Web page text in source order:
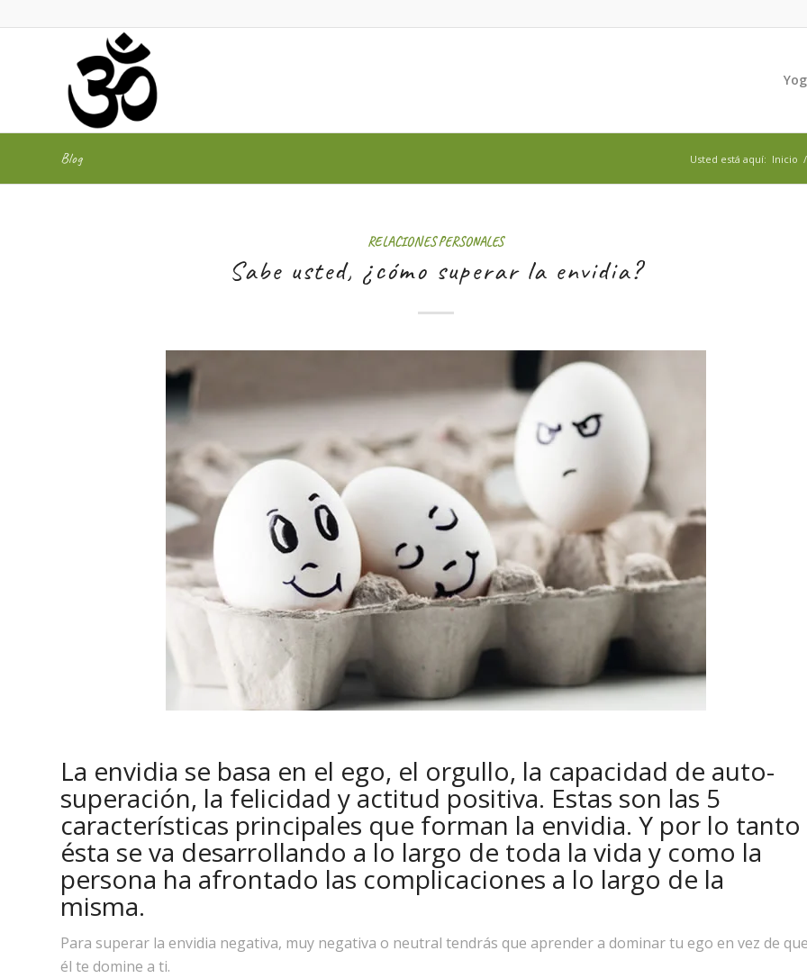
Blog Usted está aquí: Inicio /
RELACIONES PERSONALES
Sabe usted, ¿cómo superar la envidia?
La envidia se basa en el ego, el orgullo, la capacidad de auto-
superación, la felicidad y actitud positiva. Estas son las 5
características principales que forman la envidia. Y por lo tanto
ésta se va desarrollando a lo largo de toda la vida y como la
persona ha afrontado las complicaciones a lo largo de la
misma.
Para superar la envidia negativa, muy negativa o neutral tendrás que aprender a dominar tu ego en vez de
él te domine a ti.